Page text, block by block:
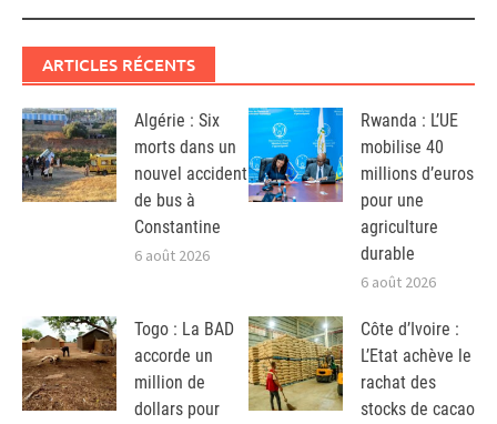
ARTICLES RÉCENTS
Algérie : Six
morts dans un
nouvel accident
de bus à
Constantine
6 août 2026
Rwanda : L’UE
mobilise 40
millions d’euros
pour une
agriculture
durable
6 août 2026
Togo : La BAD
accorde un
million de
dollars pour
Côte d’Ivoire :
L’Etat achève le
rachat des
stocks de cacao